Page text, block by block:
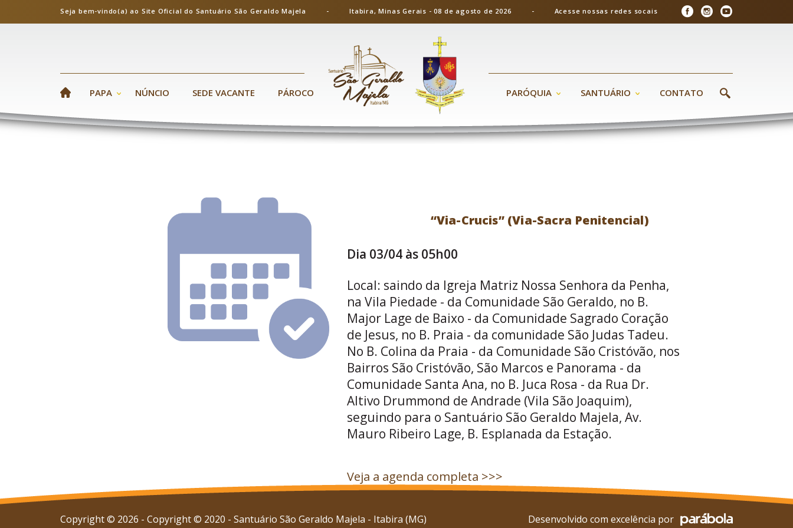
Seja bem-vindo(a) ao Site Oficial do Santuário São Geraldo Majela - Itabira, Minas Gerais - 08 de agosto de 2026 - Acesse nossas redes socais
PAPA NÚNCIO SEDE VACANTE PÁROCO PARÓQUIA SANTUÁRIO CONTATO
“Via-Crucis” (Via-Sacra Penitencial)
Dia 03/04 às 05h00
Local: saindo da Igreja Matriz Nossa Senhora da Penha,
na Vila Piedade - da Comunidade São Geraldo, no B.
Major Lage de Baixo - da Comunidade Sagrado Coração
de Jesus, no B. Praia - da comunidade São Judas Tadeu.
No B. Colina da Praia - da Comunidade São Cristóvão, nos
Bairros São Cristóvão, São Marcos e Panorama - da
Comunidade Santa Ana, no B. Juca Rosa - da Rua Dr.
Altivo Drummond de Andrade (Vila São Joaquim),
seguindo para o Santuário São Geraldo Majela, Av.
Mauro Ribeiro Lage, B. Esplanada da Estação.
Veja a agenda completa >>>
Copyright © 2026 - Copyright © 2020 - Santuário São Geraldo Majela - Itabira (MG) Desenvolvido com excelência por